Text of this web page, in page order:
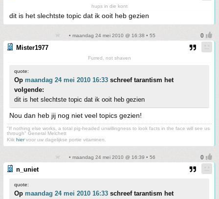
hups in die kont
dit is het slechtste topic dat ik ooit heb gezien
• maandag 24 mei 2010 @ 16:38 • 55
Mister1977
Furred, not shaven
quote:
Op maandag 24 mei 2010 16:33 schreef tarantism het
volgende:
dit is het slechtste topic dat ik ooit heb gezien
Nou dan heb jij nog niet veel topics gezien!
"If nothing else works, a total pig-headed unwillingness to look facts in the face will see us
through" General Melchett
Klik hiervoor uw dagelijkse portie vitaminen.
• maandag 24 mei 2010 @ 16:39 • 56
n_uniet
quote:
Op maandag 24 mei 2010 16:33 schreef tarantism het